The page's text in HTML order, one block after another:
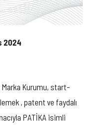
2024
Kurumu, start-
, patent ve faydalı
PATİKA isimli